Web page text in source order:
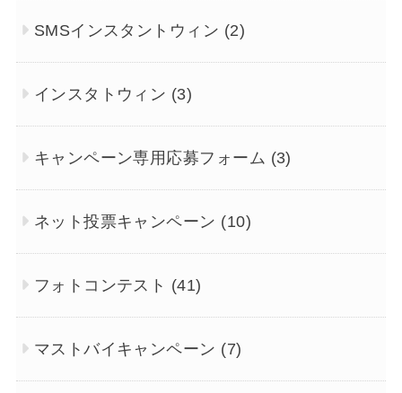
SMSインスタントウィン (2)
インスタトウィン (3)
キャンペーン専用応募フォーム (3)
ネット投票キャンペーン (10)
フォトコンテスト (41)
マストバイキャンペーン (7)